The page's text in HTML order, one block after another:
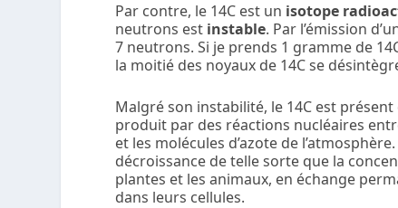
Par contre, le 14C est un isotope
neutrons est instable. Par l’émission
7 neutrons. Si je prends 1 gramme de 14
la moitié des noyaux de 14C se
Malgré son instabilité, le 14C est
produit par des réactions nucléaires
et les molécules d’azote de
décroissance de telle sorte que la
plantes et les animaux, en échange
dans leurs cellules.